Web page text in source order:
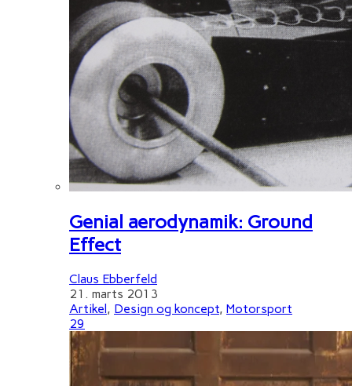
Genial aerodynamik: Ground
Effect
Claus Ebberfeld
21. marts 2013
Artikel, Design og koncept, Motorsport
29